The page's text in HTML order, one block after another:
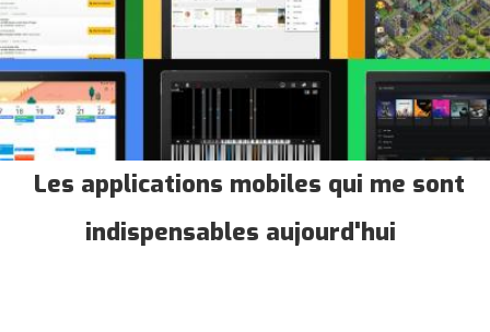
Les applications mobiles qui me sont
indispensables aujourd'hui